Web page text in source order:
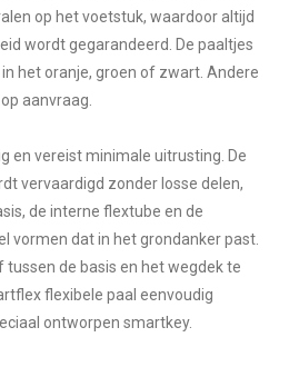
op het voetstuk, waardoor altijd
wordt gegarandeerd. De paaltjes
het oranje, groen of zwart. Andere
aanvraag.
en vereist minimale uitrusting. De
vervaardigd zonder losse delen,
de interne flextube en de
vormen dat in het grondanker past.
tussen de basis en het wegdek te
flexibele paal eenvoudig
ontworpen smartkey.